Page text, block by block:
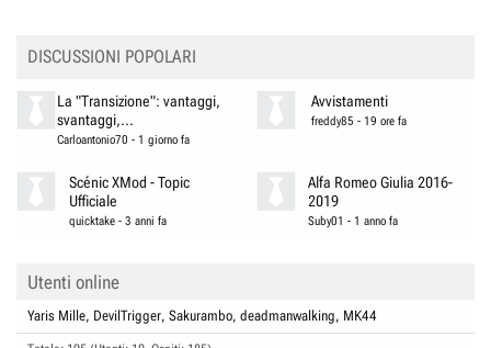
DISCUSSIONI POPOLARI
La "Transizione": vantaggi,
svantaggi,...
Carloantonio70 - 1 giorno fa
Avvistamenti
freddy85 - 19 ore fa
Scénic XMod - Topic
Ufficiale
quicktake -3 anni fa
Alfa Romeo Giulia 2016-
2019
Suby01 - 1 anno fa
Utenti online
Yaris Mille DevilTrigger Sakurambo deadmanwalking MK44